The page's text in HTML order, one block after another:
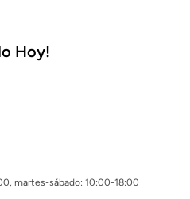
Hoy!
martes-sábado: 10:00-18:00